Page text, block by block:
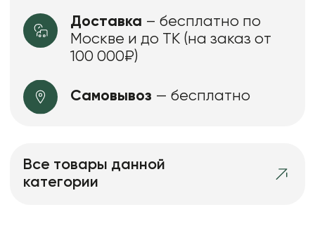
Доставка – бесплатно по
Москве и до ТК (на заказ от
100 000₽)
Самовывоз — бесплатно
Все товары данной
категории